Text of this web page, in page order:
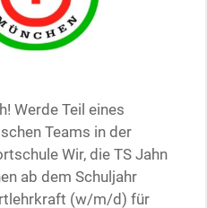
Werde Teil eines
Teams in der
Wir, die TS Jahn
ab dem Schuljahr
(w/m/d) für